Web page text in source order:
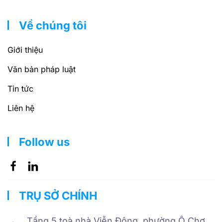
Về chúng tôi
Giới thiệu
Văn bản pháp luật
Tin tức
Liên hệ
Follow us
TRỤ SỞ CHÍNH